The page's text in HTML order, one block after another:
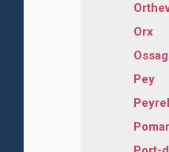
Orx
Pey